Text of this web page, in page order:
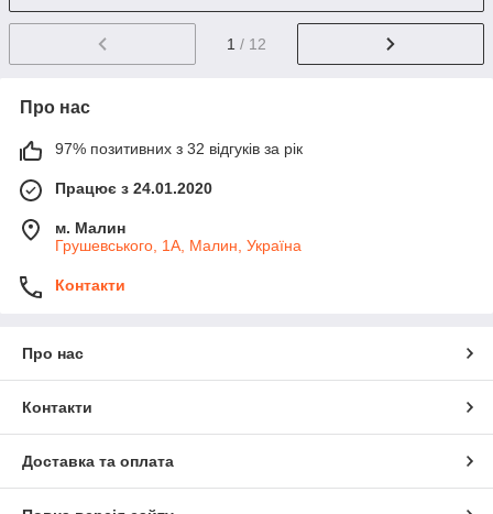
1 / 12
Про нас
97% позитивних з 32 відгуків за рік
Працює з 24.01.2020
м. Малин
Грушевського, 1А, Малин, Україна
Контакти
Про нас
Контакти
Доставка та оплата